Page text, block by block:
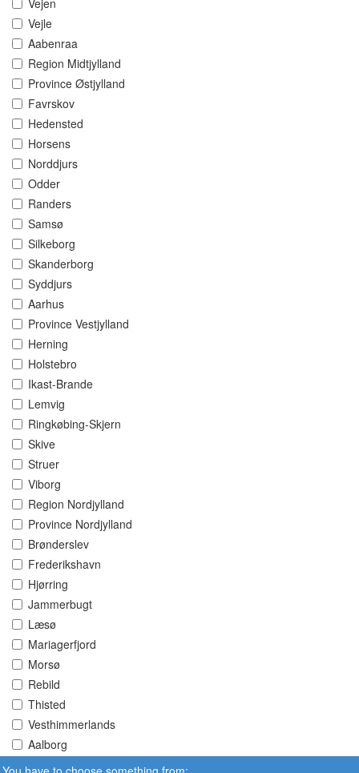
Vejen
Vejle
Aabenraa
Region Midtjylland
Province Østjylland
Favrskov
Hedensted
Horsens
Norddjurs
Odder
Randers
Samsø
Silkeborg
Skanderborg
Syddjurs
Aarhus
Province Vestjylland
Herning
Holstebro
Ikast-Brande
Lemvig
Ringkøbing-Skjern
Skive
Struer
Viborg
Region Nordjylland
Province Nordjylland
Brønderslev
Frederikshavn
Hjørring
Jammerbugt
Læsø
Mariagerfjord
Morsø
Rebild
Thisted
Vesthimmerlands
Aalborg